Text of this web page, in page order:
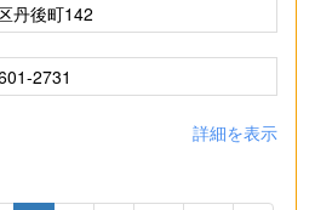
丹後町142
2731
詳細を表示